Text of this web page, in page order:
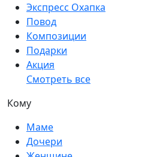
Экспресс Охапка
Повод
Композиции
Подарки
Акция
Смотреть все
Кому
Маме
Дочери